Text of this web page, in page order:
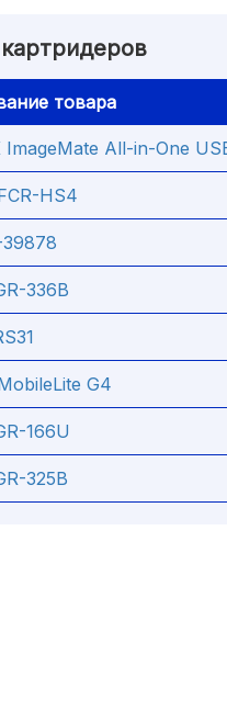
товара
ImageMate All-in-One
HS4
336B
G4
166U
325B